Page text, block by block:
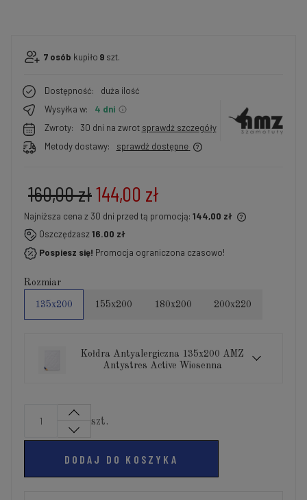
7 osób kupiło 9 szt.
Dostępność:
duża ilość
Wysyłka w:
4 dni
Zwroty:
30 dni na zwrot sprawdź szczegóły
Metody dostawy:
sprawdź dostępne
144,00 zł
160,00 zł
Najniższa cena z 30 dni przed tą promocją: 144,00 zł
Jeżeli produkt jest sprzedawany krócej niż 30 dni,
wyświetlana jest najniższa cena od momentu, kiedy
produkt pojawił się w sprzedaży.
Oszczędzasz16.00 zł
Pospiesz się! Promocja ograniczona czasowo!
Rozmiar
135x200 155x200 180x200 200x220
Kołdra Antyalergiczna 135x200 AMZ
Antystres Active Wiosenna
szt.
DODAJ DO KOSZYKA